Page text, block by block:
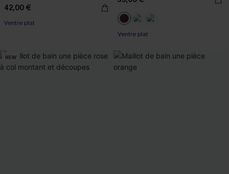
42,00 €
Ventre plat
Ventre plat
NEW